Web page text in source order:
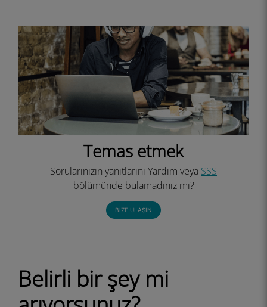
Temas etmek
Sorularınızın yanıtlarını Yardım veya SSS
bölümünde bulamadınız mı?
BIZE ULAŞIN
Belirli bir şey mi